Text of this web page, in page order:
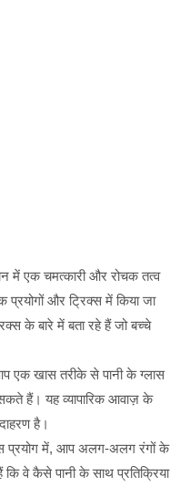
में एक चमत्कारी और रोचक तत्व
और ट्रिक्स में किया जा
के बारे में बता रहे हैं जो बच्चे
एक खास तरीके से पानी के ग्लास
हैं। यह व्यापारिक आवाज़ के
है।
प्रयोग में, आप अलग-अलग रंगों के
वे कैसे पानी के साथ प्रतिक्रिया